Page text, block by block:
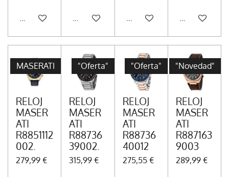
Añadir al carrito Añadir al carrito Añadir al carrito Añadir al
MASERATI
RELOJ
MASER
ATI
R8851112
002.
279,99 €
"Oferta"
RELOJ
MASER
ATI
R88736
39002.
315,99 €
"Oferta"
RELOJ
MASER
ATI
R88736
40012
275,55 €
"Novedad"
RELOJ
MASER
ATI
R887163
9003
289,99 €